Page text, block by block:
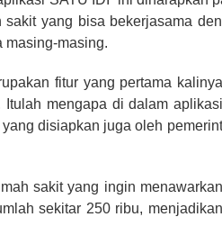
yang bisa bekerjasama
masing-masing.
fitur yang pertama
mengapa di dalam
disiapkan juga oleh
sakit yang ingin
sekitar 250 ribu,